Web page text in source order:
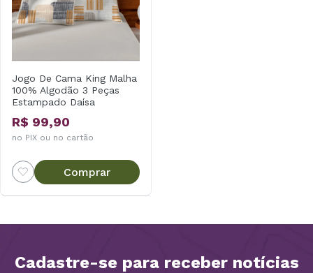
Jogo De Cama King Malha
100% Algodão 3 Peças
Estampado Daísa
R$ 99,90
no PIX ou no cartão
Comprar
Cadastre-se para receber notícias